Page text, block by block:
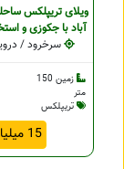
ویلای تریپلکس
آباد با جکوزی و
سرخرود /
زمین 150
متر
تریپلکس
15 میلیارد